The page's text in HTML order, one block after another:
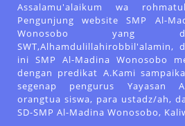
Assalamu'alaikum wa
Pengunjung website SMP Al-
Wonosobo yang
SWT,Alhamdulillahirobbil'alamin,
ini SMP Al-Madina Wonosobo
dengan predikat A.Kami
segenap pengurus Yayasan
orangtua siswa, para ustadz/ah,
SD-SMP Al-Madina Wonosobo,